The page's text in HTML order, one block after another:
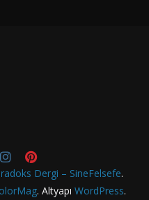
Dergi – SineFelsefe.
. Altyapı WordPress.